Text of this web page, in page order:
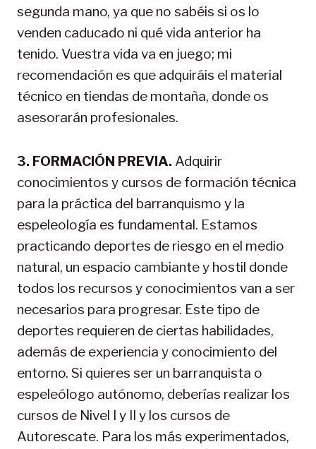
segunda mano, ya que no sabéis si os lo
venden caducado ni qué vida anterior ha
tenido. Vuestra vida va en juego; mi
recomendación es que adquiráis el material
técnico en tiendas de montaña, donde os
asesorarán profesionales.
3. FORMACIÓN PREVIA. Adquirir
conocimientos y cursos de formación técnica
para la práctica del barranquismo y la
espeleología es fundamental. Estamos
practicando deportes de riesgo en el medio
natural, un espacio cambiante y hostil donde
todos los recursos y conocimientos van a ser
necesarios para progresar. Este tipo de
deportes requieren de ciertas habilidades,
además de experiencia y conocimiento del
entorno. Si quieres ser un barranquista o
espeleólogo autónomo, deberías realizar los
cursos de Nivel I y II y los cursos de
Autorescate. Para los más experimentados,